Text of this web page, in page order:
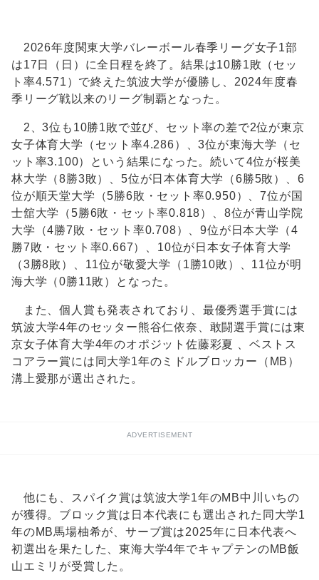
2026年度関東大学バレーボール春季リーグ女子1部
は17日（日）に全日程を終了。結果は10勝1敗（セッ
ト率4.571）で終えた筑波大学が優勝し、2024年度春
季リーグ戦以来のリーグ制覇となった。
2、3位も10勝1敗で並び、セット率の差で2位が東京
女子体育大学（セット率4.286）、3位が東海大学（セ
ット率3.100）という結果になった。続いて4位が桜美
林大学（8勝3敗）、5位が日本体育大学（6勝5敗）、6
位が順天堂大学（5勝6敗・セット率0.950）、7位が国
士舘大学（5勝6敗・セット率0.818）、8位が青山学院
大学（4勝7敗・セット率0.708）、9位が日本大学（4
勝7敗・セット率0.667）、10位が日本女子体育大学
（3勝8敗）、11位が敬愛大学（1勝10敗）、11位が明
海大学（0勝11敗）となった。
また、個人賞も発表されており、最優秀選手賞には
筑波大学4年のセッター熊谷仁依奈、敢闘選手賞には東
京女子体育大学4年のオポジット佐藤彩夏 、ベストス
コアラー賞には同大学1年のミドルブロッカー（MB）
溝上愛那が選出された。
ADVERTISEMENT
他にも、スパイク賞は筑波大学1年のMB中川いちの
が獲得。ブロック賞は日本代表にも選出された同大学1
年のMB馬場柚希が、サーブ賞は2025年に日本代表へ
初選出を果たした、東海大学4年でキャプテンのMB飯
山エミリが受賞した。